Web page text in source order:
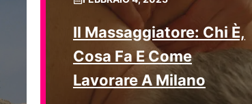
Il Massaggiatore: Chi È,
Cosa Fa E Come
Lavorare A Milano